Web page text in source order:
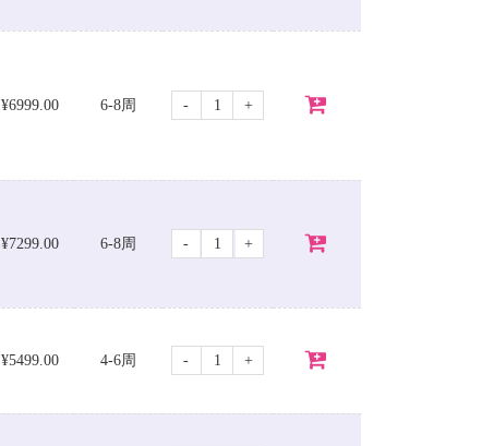
¥6999.00 6-8周 - +
¥7299.00 6-8周 - +
¥5499.00 4-6周 - +